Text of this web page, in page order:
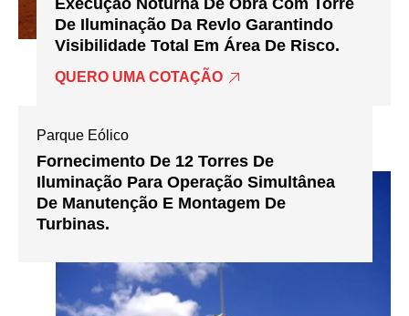
De Iluminação Da Revlo Garantindo
Visibilidade Total Em Área De Risco.
QUERO UMA COTAÇÃO
Parque Eólico
Fornecimento De 12 Torres De
Iluminação Para Operação Simultânea
De Manutenção E Montagem De
Turbinas.